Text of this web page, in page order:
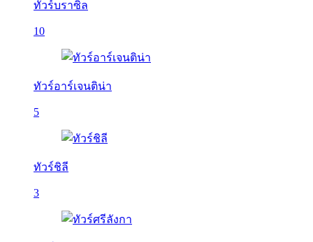
ทัวร์บราซิล
10
ทัวร์อาร์เจนติน่า
5
ทัวร์ชิลี
3